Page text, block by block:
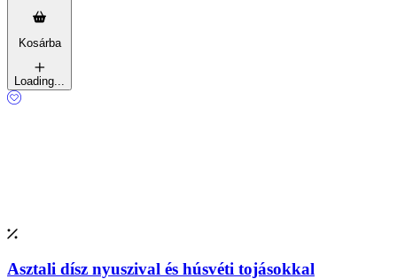
Kosárba
Loading...
Asztali dísz nyuszival és húsvéti tojásokkal